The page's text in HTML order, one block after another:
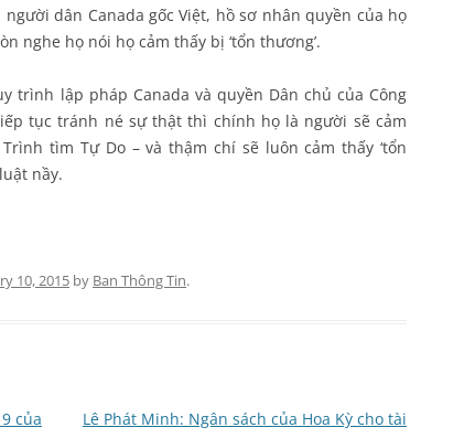
dân Canada gốc Việt, hồ sơ nhân quyền của họ
nghe họ nói họ cảm thấy bị ‘tổn thương’.
trình lập pháp Canada và quyền Dân chủ của Công
tục tránh né sự thật thì chính họ là người sẽ cảm
tìm Tự Do – và thậm chí sẽ luôn cảm thấy ‘tổn
nầy.
10, 2015 by Ban Thông Tin.
của
Lê Phát Minh: Ngân sách của Hoa Kỳ cho tài